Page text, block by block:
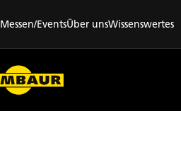
Messen/EventsÜber unsWissenswertes